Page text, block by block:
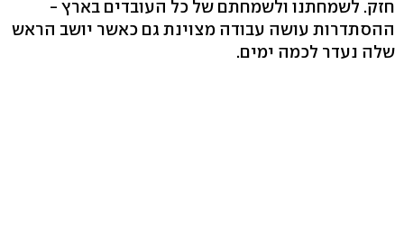
חזק. לשמחתנו ולשמחתם של כל העובדים בארץ -
ההסתדרות עושה עבודה מצוינת גם כאשר יושב הראש
שלה נעדר לכמה ימים.